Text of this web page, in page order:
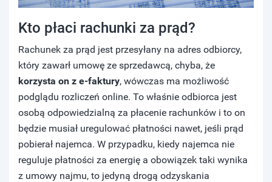
Kto płaci rachunki za prąd?
Rachunek za prąd jest przesyłany na adres odbiorcy,
który zawarł umowę ze sprzedawcą, chyba, że
korzysta on z e-faktury, wówczas ma możliwość
podglądu rozliczeń online. To właśnie odbiorca jest
osobą odpowiedzialną za płacenie rachunków i to on
będzie musiał uregulować płatności nawet, jeśli prąd
pobierał najemca. W przypadku, kiedy najemca nie
reguluje płatności za energię a obowiązek taki wynika
z umowy najmu, to jedyną drogą odzyskania